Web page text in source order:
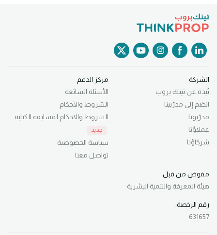
الشركة
نُبذة عن ثينك بروب
انضم إلى مدرّبينا
مدرّبونا
عملاؤنا
شركاؤنا
مركز الدعم
الأسئلة الشائعة
الشروط والأحكام
الشروط والاحكام لمسابقة الكتابة
جديد
سياسة الخصوصية
تواصل معنا
مفوض من قبل
هيئة المعرفة والتنمية البشرية
رقم الرخصة:
631657